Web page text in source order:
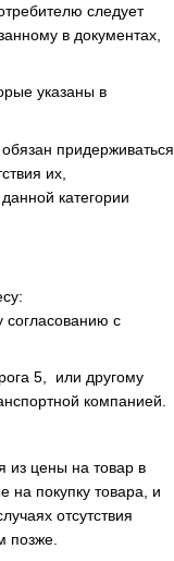
следует
в документах,
указаны в
придерживаться
их,
категории
согласованию с
5, или другому
компанией.
из цены на товар в
на покупку товара, и
отсутствия
позже.